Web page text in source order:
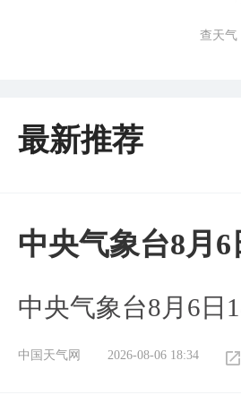
查天气
最新推荐
中央气象台8月
中央气象台8月6日
中国天气网 2026-08-06 18:34